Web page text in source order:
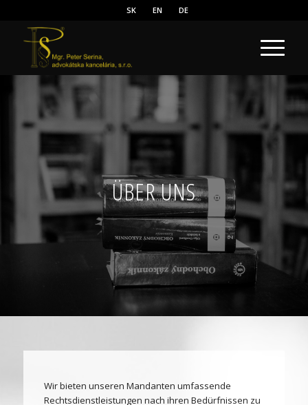
SK EN DE
ÜBER UNS
Wir bieten unseren Mandanten umfassende
Rechtsdienstleistungen nach ihren Bedürfnissen zu